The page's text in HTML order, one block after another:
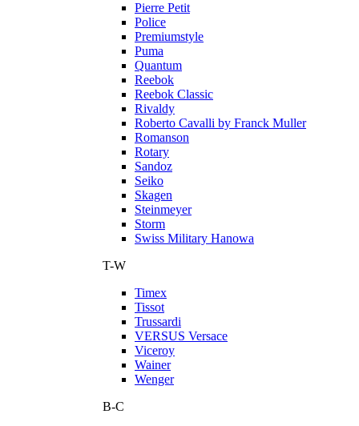
Pierre Petit
Police
Premiumstyle
Puma
Quantum
Reebok
Reebok Classic
Rivaldy
Roberto Cavalli by Franck Muller
Romanson
Rotary
Sandoz
Seiko
Skagen
Steinmeyer
Storm
Swiss Military Hanowa
T-W
Timex
Tissot
Trussardi
VERSUS Versace
Viceroy
Wainer
Wenger
В-С